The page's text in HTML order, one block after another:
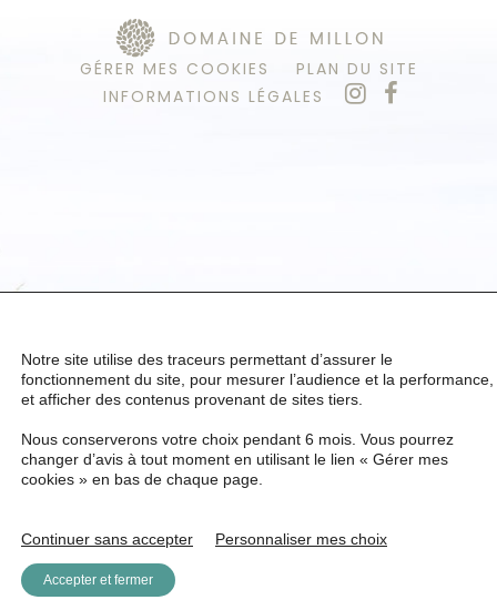
GÉRER MES COOKIES
PLAN DU SITE
INFORMATIONS LÉGALES
Notre site utilise des traceurs permettant d’assurer le
fonctionnement du site, pour mesurer l’audience et la performance,
et afficher des contenus provenant de sites tiers.
Nous conserverons votre choix pendant 6 mois. Vous pourrez
changer d’avis à tout moment en utilisant le lien « Gérer mes
cookies » en bas de chaque page.
Continuer sans accepter Personnaliser mes choix
Accepter et fermer